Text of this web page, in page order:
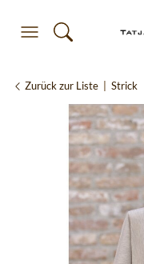
Zurück zur Liste Strick